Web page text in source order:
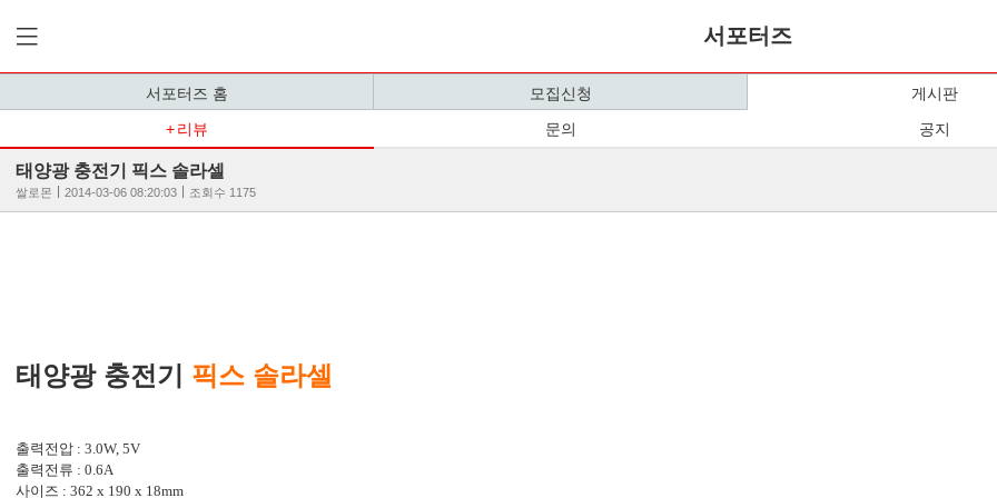
서포터즈
서포터즈 홈 모집신청 게시판
리뷰
문의 공지
태양광 충전기 픽스 솔라셀
쌀로몬 2014-03-06 08:20:03 조회수 1175
태양광 충전기 픽스 솔라셀
출력전압 : 3.0W, 5V
출력전류 : 0.6A
사이즈 : 362 x 190 x 18mm